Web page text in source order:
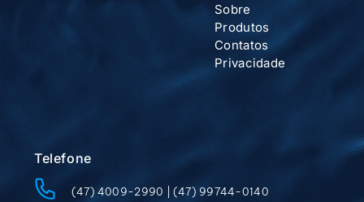
Sobre
Produtos
Contatos
Privacidade
Telefone
(47) 4009-2990 |(47) 99744-0140